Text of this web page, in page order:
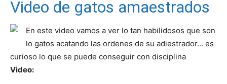
Curiosas
del
Video de gatos amaestrados
En este video vamos a ver lo tan habilidosos que son
lo gatos acatando las ordenes de su adiestrador… es
curioso lo que se puede conseguir con disciplina
Video: